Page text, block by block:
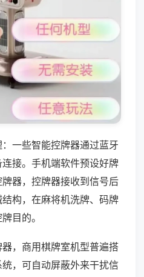
一些智能控牌器通过蓝牙
接。手机端软件预设好牌
器，控牌器接收到信号后
构，在麻将机洗牌、码牌
目的。
，商用棋牌室机型普遍搭
，可自动屏蔽外来干扰信